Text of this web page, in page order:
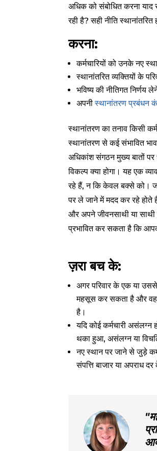
अधिक को संबोधित करना याद
रही है? सही नीति
करना:
कर्मचारियों को उनके नए
स्थानांतरित व्यक्तियों के
भविष्य की नीतिगत निर्णय
अपनीस्थानांतरण प्रबंधन
स्थानांतरण का तनाव किसी
स्थानांतरण से कई संभावित
अधिकांश संगठन मुख्य बातों
विकल्प क्या होगा। यह एक
रहे हैं, न कि केवल बक्से को।
पर ले जाने में मदद कर रहे होते
और अपने जीवनसाथी या
प्रभावित कर सकता है कि
ज़रा बच के:
अगर परिवार के एक या उससे
महसूस कर सकता है और वह
है।
यदि कोई कर्मचारी असंलग्न
थका हुआ, असंलग्न या
नए स्थान पर जाने से जुड़े
संपत्ति बाजार या अपराध